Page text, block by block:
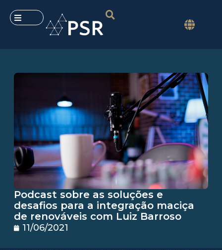
Podcast sobre as soluções e
desafios para a integração maciça
de renováveis com Luiz Barroso
11/06/2021